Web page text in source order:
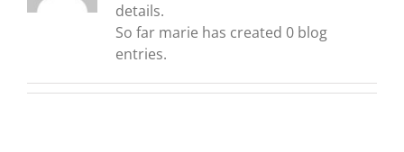
details.
So far marie has created 0 blog
entries.